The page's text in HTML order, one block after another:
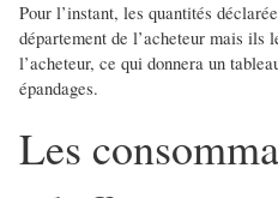
Pour l’instant, les quantités
département de l’acheteur mais ils
l’acheteur, ce qui donnera un
épandages.
Les